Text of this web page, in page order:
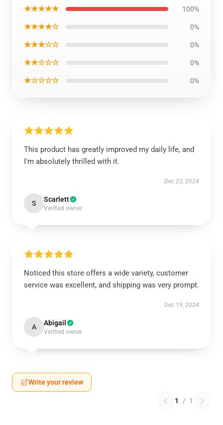
★★★★★ 100%
★★★★☆ 0%
★★★☆☆ 0%
★★☆☆☆ 0%
★☆☆☆☆ 0%
This product has greatly improved my daily life, and
I'm absolutely thrilled with it.
Dec 23, 2024
S Scarlett
Verified owner
Noticed this store offers a wide variety, customer
service was excellent, and shipping was very prompt.
Dec 19, 2024
A Abigail
Verified owner
Write your review
1 / 1